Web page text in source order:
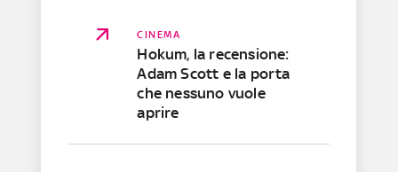
CINEMA
Hokum, la recensione:
Adam Scott e la porta
che nessuno vuole
aprire